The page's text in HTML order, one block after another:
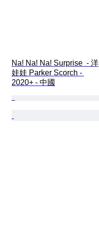
Na! Na! Na! Surprise  - 洋
娃娃 Parker Scorch -
2020+ - 中國